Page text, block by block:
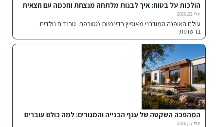
הולכות על בטוח: איך לבנות מלתחה מנצחת וחכמה עם חצאית
הדנים הנכונה
יולי 22, 2026
עולם האופנה המודרני מאופיין בדינמיות מטורפת. טרנדים נולדים
ברשתות
המהפכה השקטה של ענף הבנייה והמגורים: למה כולם עוברים
למבנים מתועשים ומכולות חכמות?
יולי 17, 2026